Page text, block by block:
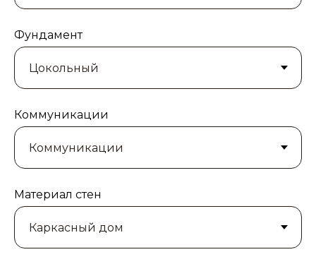
Фундамент
Коммуникации
Материал стен